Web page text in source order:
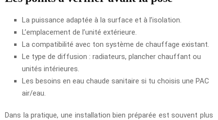
La puissance adaptée à la surface et à l’isolation.
L’emplacement de l’unité extérieure.
La compatibilité avec ton système de chauffage existant.
Le type de diffusion : radiateurs, plancher chauffant ou
unités intérieures.
Les besoins en eau chaude sanitaire si tu choisis une PAC
air/eau.
Dans la pratique, une installation bien préparée est souvent plus